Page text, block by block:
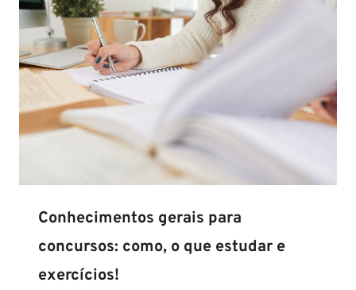
Conhecimentos gerais para
concursos: como, o que estudar e
exercícios!